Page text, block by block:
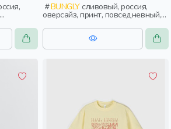
BUNGLYсливовый, россия,
оверсайз, принт, повседневный,
девочки, дети, малыши,
дошкольники